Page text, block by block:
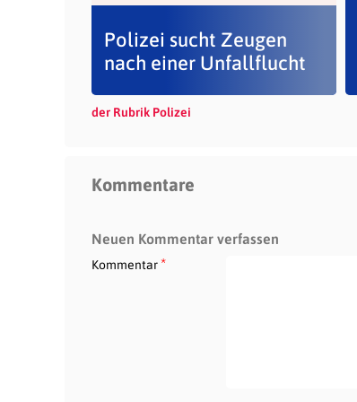
Polizei sucht Zeugen
nach einer Unfallflucht
der Rubrik Polizei
Kommentare
Neuen Kommentar verfassen
Kommentar*